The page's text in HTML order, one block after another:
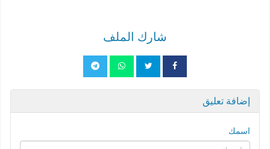
شارك الملف
إضافة تعليق
اسمك